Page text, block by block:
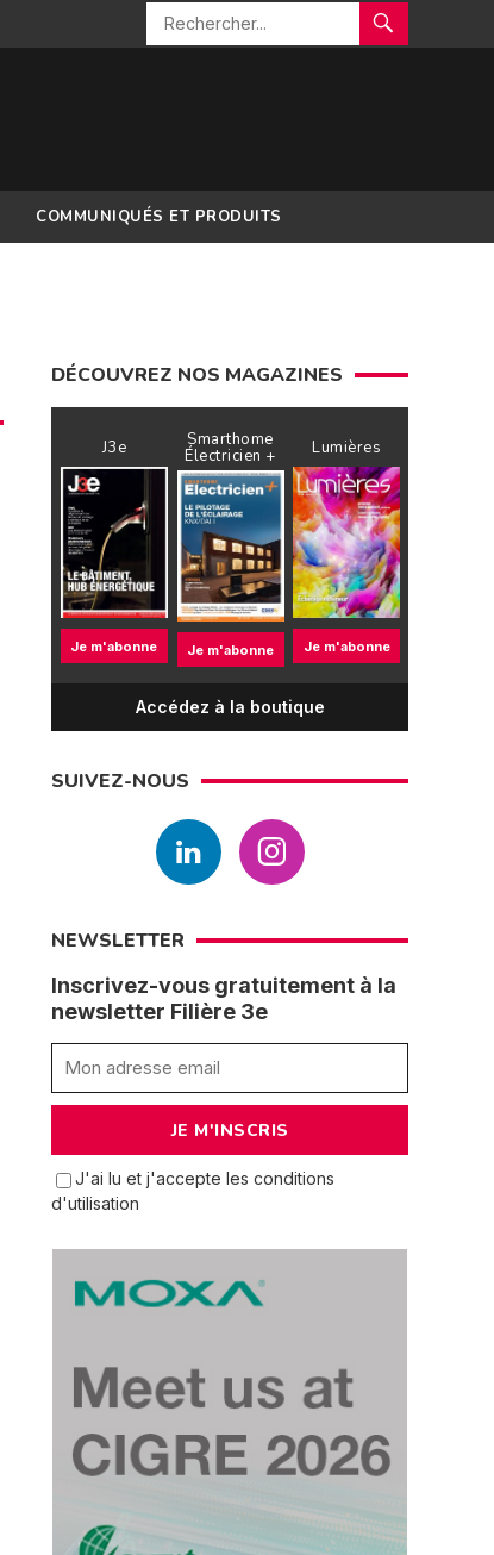
COMMUNIQUÉS ET PRODUITS
DÉCOUVREZ NOS MAGAZINES
J3e
Je m'abonne
Smarthome
Électricien +
Je m'abonne
Lumières
Je m'abonne
Accédez à la boutique
SUIVEZ-NOUS
NEWSLETTER
Inscrivez-vous gratuitement à la
newsletter Filière 3e
J'ai lu et j'accepte les conditions
d'utilisation